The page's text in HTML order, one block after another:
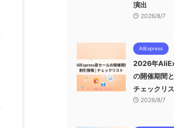
演出
2026/8/7
AliExpress
2026年
の開催期間
チェックリ
2026/8/7